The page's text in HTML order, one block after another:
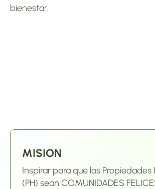
bienestar.
MISION
Inspirar para que las Propiedades
(PH) sean COMUNIDADES